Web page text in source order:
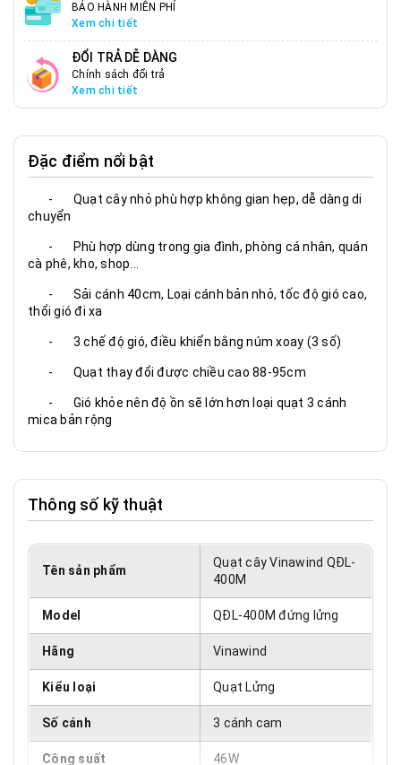
BẢO HÀNH MIỄN PHÍ
Xem chi tiết
ĐỔI TRẢ DỄ DÀNG
Chính sách đổi trả
Xem chi tiết
Đặc điểm nổi bật
- Quạt cây nhỏ phù hợp không gian hẹp, dễ dàng di
chuyển
- Phù hợp dùng trong gia đình, phòng cá nhân, quán
cà phê, kho, shop...
- Sải cánh 40cm, Loại cánh bản nhỏ, tốc độ gió cao,
thổi gió đi xa
- 3 chế độ gió, điều khiển bằng núm xoay (3 số)
- Quạt thay đổi được chiều cao 88-95cm
- Gió khỏe nên độ ồn sẽ lớn hơn loại quạt 3 cánh
mica bản rộng
Thông số kỹ thuật
Tên sản phẩm
Quạt cây Vinawind QĐL-
400M
Model QĐL-400M đứng lửng
Hãng Vinawind
Kiểu loại Quạt Lửng
Số cánh 3 cánh cam
Công suất 46W